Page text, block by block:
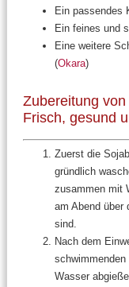
Ein passendes
Ein feines und
Eine weitere
(Okara)
Zubereitung
Frisch, gesund
Zuerst die
gründlich
zusammen mit
am Abend über
sind.
Nach dem
Wasser